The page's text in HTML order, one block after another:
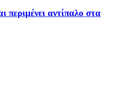
περιμένει αντίπαλο στα